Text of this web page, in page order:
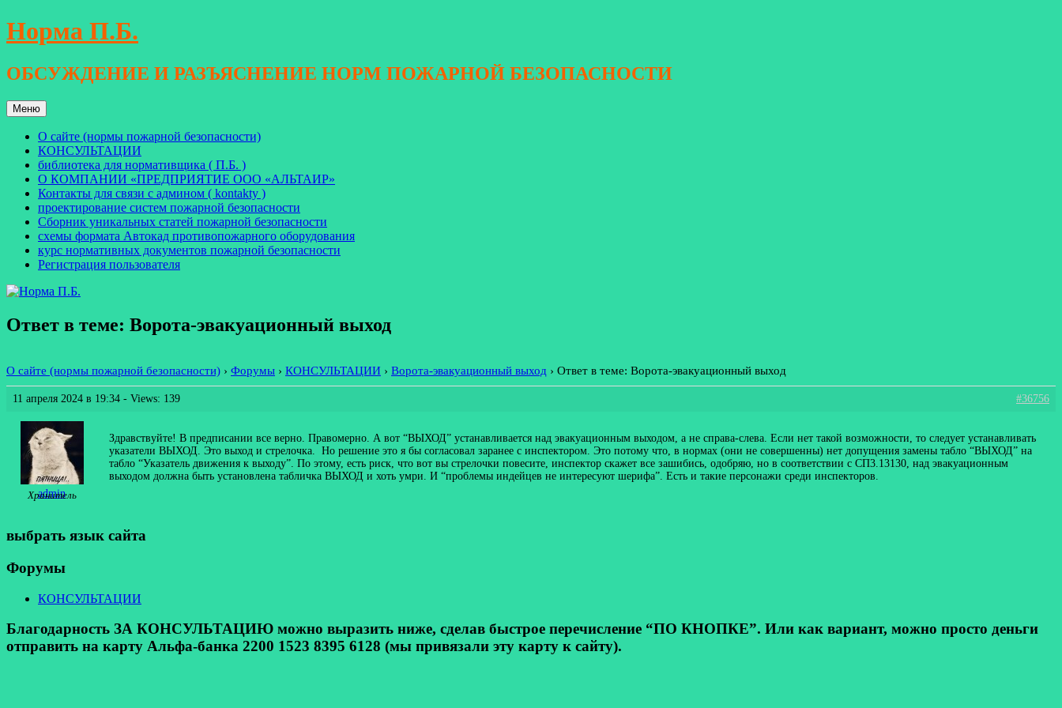
Перейти
к
Норма П.Б.
ОБСУЖДЕНИЕ И РАЗЪЯСНЕНИЕ НОРМ ПОЖАРНОЙ БЕЗОПАСНОСТИ
Меню
О сайте (нормы пожарной безопасности)
КОНСУЛЬТАЦИИ
библиотека для нормативщика ( П.Б. )
О КОМПАНИИ «ПРЕДПРИЯТИЕ ООО «АЛЬТАИР»
Контакты для связи с админом ( kontakty )
проектирование систем пожарной безопасности
Сборник уникальных статей пожарной безопасности
схемы формата Автокад противопожарного оборудования
курс нормативных документов пожарной безопасности
Регистрация пользователя
Ответ в теме: Ворота-эвакуационный выход
О сайте (нормы пожарной безопасности) › Форумы › КОНСУЛЬТАЦИИ › Ворота-эвакуационный выход › Ответ в теме: Ворота-эвакуационный выход
11 апреля 2024 в 19:34 - Views: 139 #36756
admin
Хранитель
Здравствуйте! В предписании все верно. Правомерно. А вот “ВЫХОД” устанавливается над эвакуационным выходом, а не справа-слева. Если нет такой возможности, то следует устанавливать
указатели ВЫХОД. Это выход и стрелочка. Но решение это я бы согласовал заранее с инспектором. Это потому что, в нормах (они не совершенны) нет допущения замены табло “ВЫХОД” на
табло “Указатель движения к выходу”. По этому, есть риск, что вот вы стрелочки повесите, инспектор скажет все зашибись, одобряю, но в соответствии с СП3.13130, над эвакуационным
выходом должна быть установлена табличка ВЫХОД и хоть умри. И “проблемы индейцев не интересуют шерифа”. Есть и такие персонажи среди инспекторов.
выбрать язык сайта
Форумы
КОНСУЛЬТАЦИИ
Благодарность ЗА КОНСУЛЬТАЦИЮ можно выразить ниже, сделав быстрое перечисление “ПО КНОПКЕ”. Или как вариант, можно просто деньги
отправить на карту Альфа-банка 2200 1523 8395 6128 (мы привязали эту карту к сайту).